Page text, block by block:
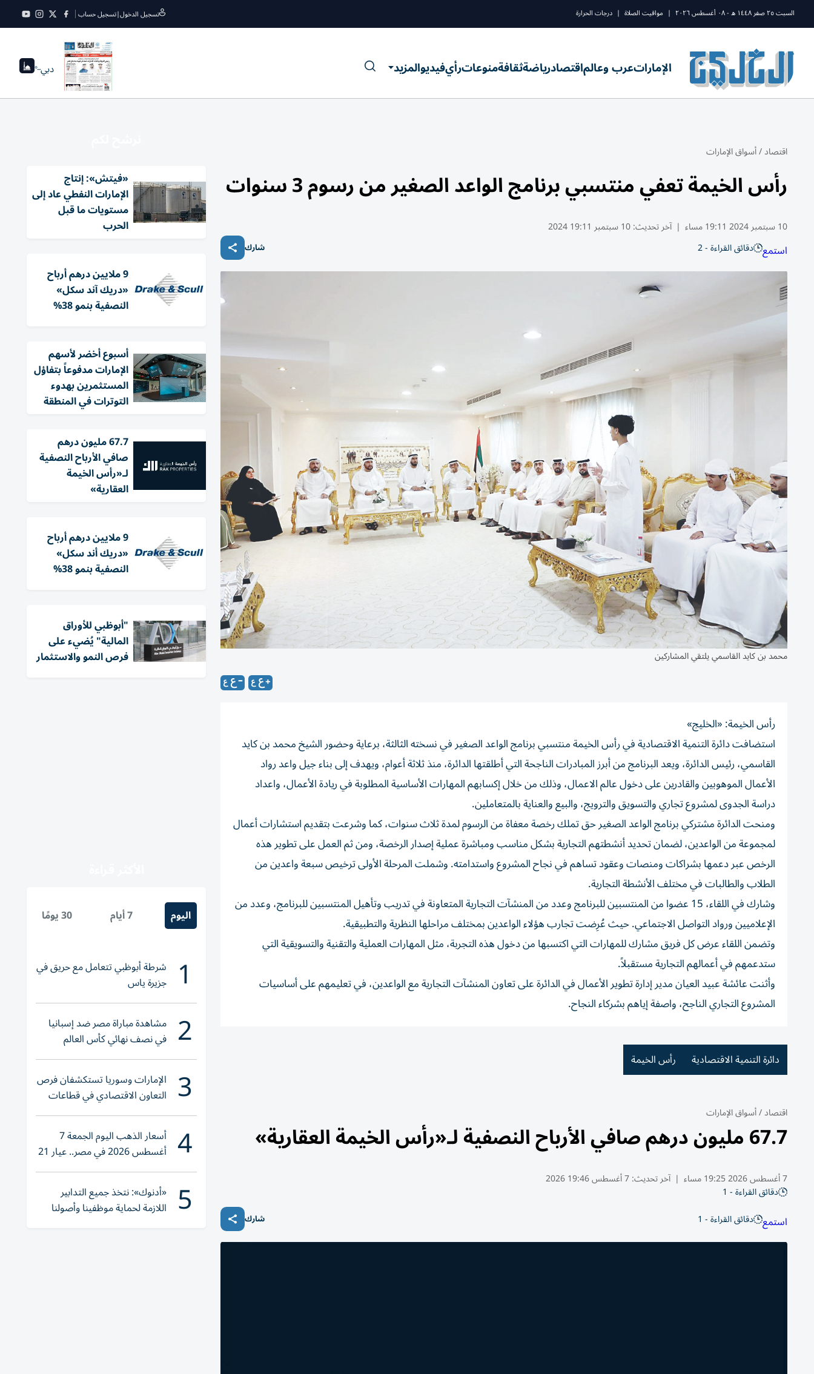
السبت ٢٥ صفر ١٤٤٨ ه - ٠٨ أغسطس ٢٠٢٦ | مواقيت الصلاة | درجات الحرارة تسجيل الدخول|تسجيل حساب
الإماراتعرب وعالماقتصادرياضةثقافةمنوعاترأيفيديوالمزيد دبي--°
اقتصاد/أسواق الإمارات
رأس الخيمة تعفي منتسبي برنامج الواعد الصغير من رسوم 3 سنوات
10 سبتمبر 2024 19:11 مساء | آخر تحديث:10 سبتمبر 19:11 2024
استمع دقائق القراءة - 2 شارك
محمد بن كايد القاسمي يلتقي المشاركين
رأس الخيمة: «الخليج»
استضافت دائرة التنمية الاقتصادية في رأس الخيمة منتسبي برنامج الواعد الصغير في نسخته الثالثة، برعاية وحضور الشيخ محمد بن كايد
القاسمي، رئيس الدائرة، ويعد البرنامج من أبرز المبادرات الناجحة التي أطلقتها الدائرة، منذ ثلاثة أعوام، ويهدف إلى بناء جيل واعد رواد
الأعمال الموهوبين والقادرين على دخول عالم الاعمال، وذلك من خلال إكسابهم المهارات الأساسية المطلوبة في ريادة الأعمال، واعداد
دراسة الجدوى لمشروع تجاري والتسويق والترويج، والبيع والعناية بالمتعاملين.
ومنحت الدائرة مشتركي برنامج الواعد الصغير حق تملك رخصة معفاة من الرسوم لمدة ثلاث سنوات، كما وشرعت بتقديم استشارات أعمال
لمجموعة من الواعدين، لضمان تحديد أنشطتهم التجارية بشكل مناسب ومباشرة عملية إصدار الرخصة، ومن ثم العمل على تطوير هذه
الرخص عبر دعمها بشراكات ومنصات وعقود تساهم في نجاح المشروع واستدامته. وشملت المرحلة الأولى ترخيص سبعة واعدين من
الطلاب والطالبات في مختلف الأنشطة التجارية.
وشارك في اللقاء، 15 عضوا من المنتسبين للبرنامج وعدد من المنشآت التجارية المتعاونة في تدريب وتأهيل المنتسبين للبرنامج، وعدد من
الإعلاميين ورواد التواصل الاجتماعي. حيث عُرِضت تجارب هؤلاء الواعدين بمختلف مراحلها النظرية والتطبيقية.
وتضمن اللقاء عرض كل فريق مشارك للمهارات التي اكتسبها من دخول هذه التجربة، مثل المهارات العملية والتقنية والتسويقية التي
ستدعمهم في أعمالهم التجارية مستقبلاً.
وأثنت عائشة عبيد العيان مدير إدارة تطوير الأعمال في الدائرة على تعاون المنشآت التجارية مع الواعدين، في تعليمهم على أساسيات
المشروع التجاري الناجح، واصفة إياهم بشركاء النجاح.
دائرة التنمية الاقتصادية رأس الخيمة
اقتصاد/أسواق الإمارات
67.7 مليون درهم صافي الأرباح النصفية لـ«رأس الخيمة العقارية»
7 أغسطس 2026 19:25 مساء | آخر تحديث:7 أغسطس 19:46 2026
دقائق القراءة - 1
استمع دقائق القراءة - 1 شارك
«فيتش»: إنتاج
الإمارات النفطي عاد إلى
مستويات ما قبل
الحرب
9 ملايين درهم أرباح
«دريك آند سكل»
النصفية بنمو 38%
أسبوع أخضر لأسهم
الإمارات مدفوعاً بتفاؤل
المستثمرين بهدوء
التوترات في المنطقة
67.7 مليون درهم
صافي الأرباح النصفية
لـ«رأس الخيمة
العقارية»
9 ملايين درهم أرباح
«دريك أند سكل»
النصفية بنمو 38%
"أبوظبي للأوراق
المالية" يُضيء على
فرص النمو والاستثمار
اليوم 7 أيام 30 يومًا
1 شرطة أبوظبي تتعامل مع حريق في
جزيرة ياس
2 مشاهدة مباراة مصر ضد إسبانيا
في نصف نهائي كأس العالم
لناشئات اليد 2026
3 الإمارات وسوريا تستكشفان فرص
التعاون الاقتصادي في قطاعات
حيوية
4 أسعار الذهب اليوم الجمعة 7
أغسطس 2026 في مصر.. عيار 21
يقترب من هذا الرقم
5 «أدنوك»: نتخذ جميع التدابير
اللازمة لحماية موظفينا وأصولنا